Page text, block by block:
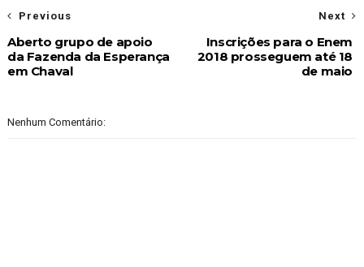
Next
Inscrições para o Enem
2018 prosseguem até 18
de maio
Previous
Aberto grupo de apoio
da Fazenda da Esperança
em Chaval
Nenhum Comentário: